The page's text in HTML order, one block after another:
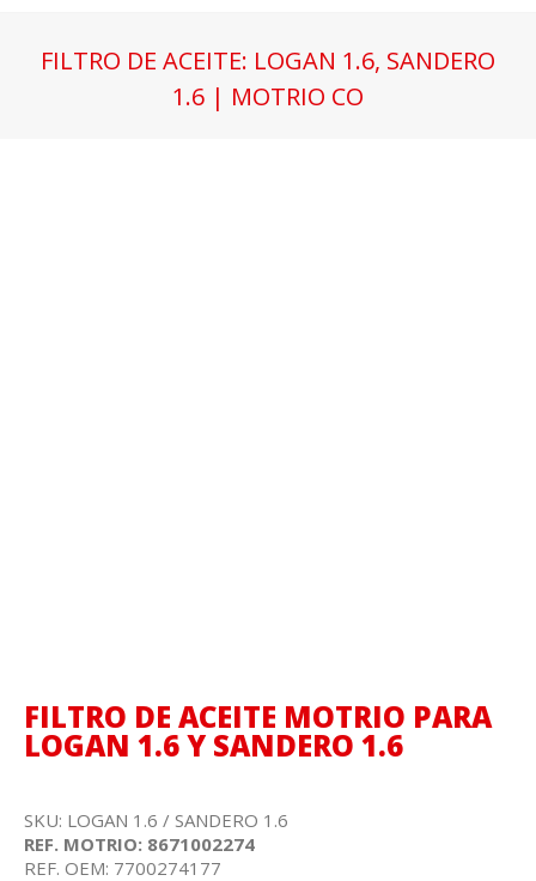
FILTRO DE ACEITE: LOGAN 1.6, SANDERO
1.6 | MOTRIO CO
FILTRO DE ACEITE MOTRIO PARA
LOGAN 1.6 Y SANDERO 1.6
SKU: LOGAN 1.6 / SANDERO 1.6
REF. MOTRIO: 8671002274
REF. OEM: 7700274177